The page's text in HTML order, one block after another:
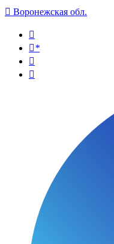
 Воронежская обл.

*

